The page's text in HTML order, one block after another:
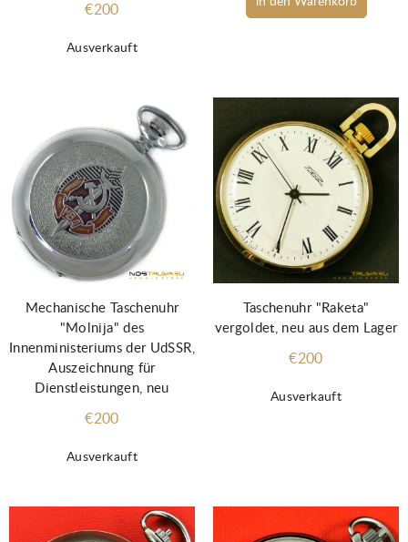
Ausverkauft
€200
Ausverkauft
Mechanische Taschenuhr
"Molnija" des
Innenministeriums der UdSSR,
Auszeichnung für
Dienstleistungen, neu
€200
Ausverkauft
Taschenuhr "Raketa"
vergoldet, neu aus dem Lager
€200